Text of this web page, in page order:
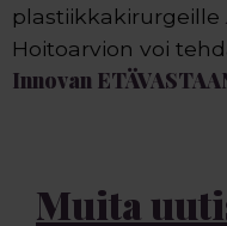
plastiikkakirurgeille
Hoitoarvion voi
Innovan
Muita